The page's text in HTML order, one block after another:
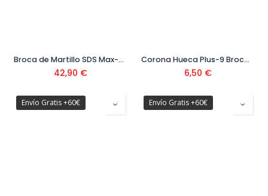
Broca de Martillo SDS Max-8x 200x340 mm
42,90 €
Corona Hueca Plus-9 Broca Central 8x120 mm
6,50 €
Envío Gratis +60€ Envío Gratis +60€